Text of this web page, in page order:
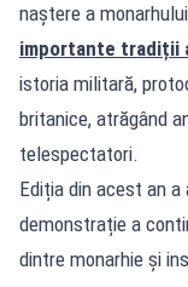
naștere a
importante tradiții
istoria militară,
britanice, atrăgând
telespectatori.
Ediția din acest an
demonstrație a
dintre monarhie și